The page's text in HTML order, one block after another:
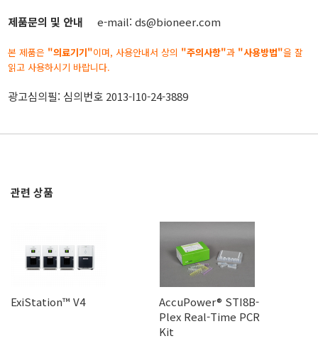
제품문의 및 안내 e-mail: ds@bioneer.com
본 제품은 "의료기기"이며, 사용안내서 상의 "주의사항"과 "사용방법"을 잘
읽고 사용하시기 바랍니다.
광고심의필: 심의번호 2013-I10-24-3889
관련 상품
ExiStation™ V4
AccuPower® STI8B-
Plex Real-Time PCR
Kit